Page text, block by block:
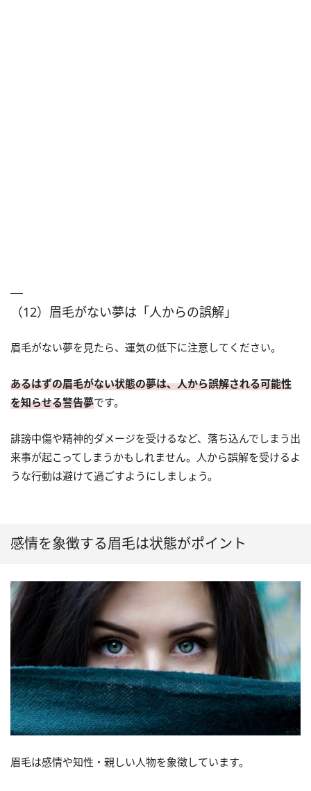
（12）眉毛がない夢は「人からの誤解」
眉毛がない夢を見たら、運気の低下に注意してください。
あるはずの眉毛がない状態の夢は、人から誤解される可能性
を知らせる警告夢です。
誹謗中傷や精神的ダメージを受けるなど、落ち込んでしまう出
来事が起こってしまうかもしれません。人から誤解を受けるよ
うな行動は避けて過ごすようにしましょう。
感情を象徴する眉毛は状態がポイント
眉毛は感情や知性・親しい人物を象徴しています。